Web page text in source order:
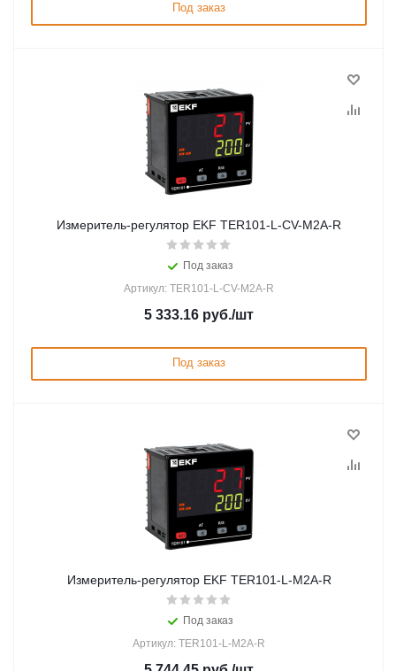
Под заказ
Измеритель-регулятор EKF TER101-L-CV-M2A-R
Под заказ
Артикул: TER101-L-CV-M2A-R
5 333.16 руб./шт
Под заказ
Измеритель-регулятор EKF TER101-L-M2A-R
Под заказ
Артикул: TER101-L-M2A-R